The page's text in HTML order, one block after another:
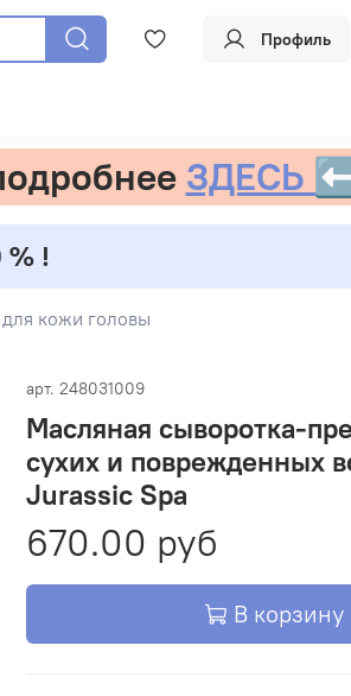
Профиль
ЗДЕСЬ ⬅️
% !
кожи головы
арт. 248031009
Масляная сыворотка-
сухих и поврежденных
Jurassic Spa
670.00 руб
В корзину